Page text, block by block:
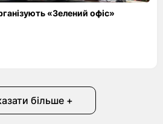
«Зелений офіс»
більше +